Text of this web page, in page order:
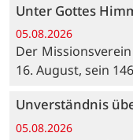
Unter Gottes
05.08.2026
Der
16. August, sein
Unverständnis
05.08.2026